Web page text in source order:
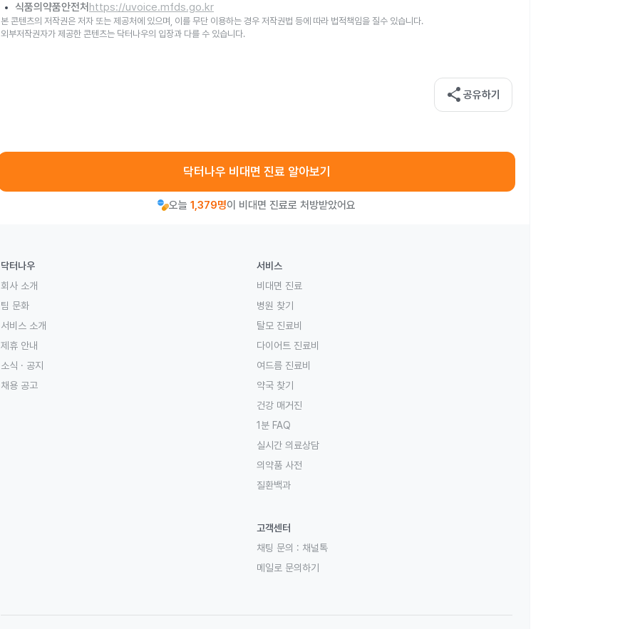
식품의약품안전처 https://uvoice.mfds.go.kr
본 콘텐츠의 저작권은 저자 또는 제공처에 있으며, 이를 무단 이용하는 경우 저작권법 등에 따라 법적책임을 질수 있습니다.
외부저작권자가 제공한 콘텐츠는 닥터나우의 입장과 다를 수 있습니다.
share 공유하기
닥터나우 비대면 진료 알아보기
오늘 1,379명이 비대면 진료로 처방받았어요
닥터나우
회사 소개
팀 문화
서비스 소개
제휴 안내
소식 · 공지
채용 공고
서비스
비대면 진료
병원 찾기
탈모 진료비
다이어트 진료비
여드름 진료비
약국 찾기
건강 매거진
1분 FAQ
실시간 의료상담
의약품 사전
질환백과
고객센터
채팅 문의 : 채널톡
메일로 문의하기